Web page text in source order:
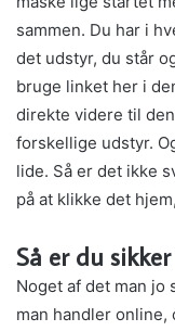
sammen. Du har i
det udstyr, du står
bruge linket her i
direkte videre til
forskellige udstyr.
lide. Så er det ikke
på at klikke det
Så er du
Noget af det man jo
man handler online,